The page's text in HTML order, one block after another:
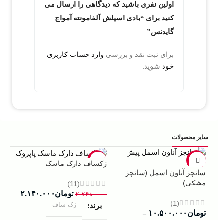
اولین نفری باشید که دیدگاهی را ارسال می
کنید برای “بادی اسپلش آلفامونته آمواج
گایدنس”
برای ثبت نقد و بررسی وارد حساب کاربری
خود شوید.
سایر محصولات
-13%
سانچز آناون اسمل (سانچز
مشکی)
(1)
تومان ۱۰.۵۰۰.۰۰۰ –
-22%
ژکساف دارک ماسک
(11)
۲.۷۴۸.۰۰۰ تومان ۲.۱۴۰.۰۰۰
برند
ژک ساف